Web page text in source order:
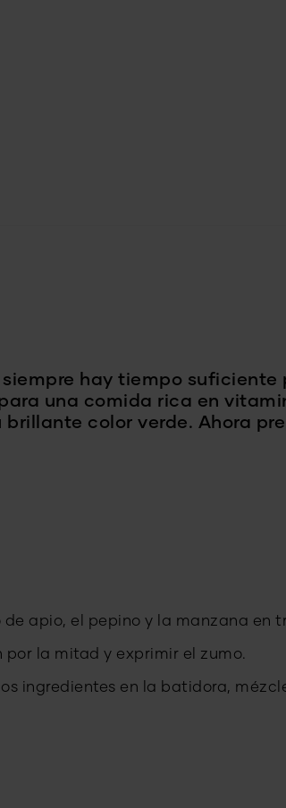
hay tiempo suficiente
una comida rica en
color verde. Ahora
apio, el pepino y la manzana en
por la mitad y exprimir el zumo.
ingredientes en la batidora,